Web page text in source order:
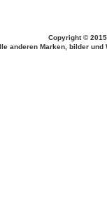
Copyright ©
anderen Marken, bilder und